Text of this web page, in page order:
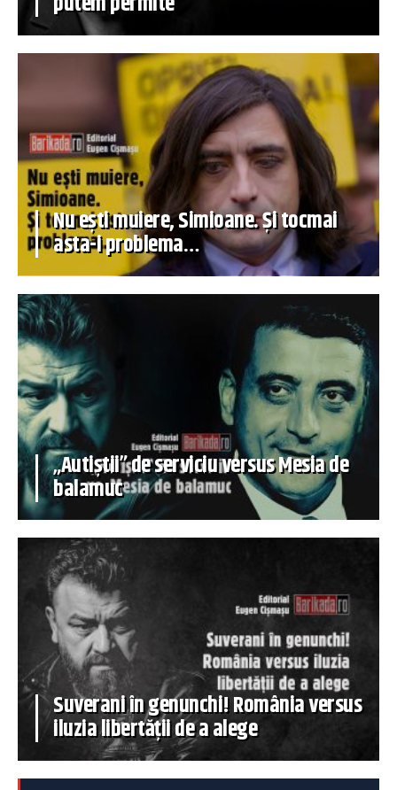
Nu ești muiere, Simioane. Și tocmai
asta-i problema…
„Autiștii” de serviciu versus Mesia de
balamuc
Suverani în genunchi! România versus
iluzia libertății de a alege